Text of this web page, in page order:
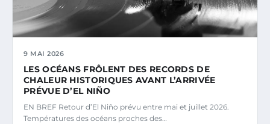
9 MAI 2026
LES OCÉANS FRÔLENT DES RECORDS DE
CHALEUR HISTORIQUES AVANT L’ARRIVÉE
PRÉVUE D’EL NIÑO
EN BREF Retour d’El Niño prévu entre mai et juillet 2026.
Températures des océans proches des…